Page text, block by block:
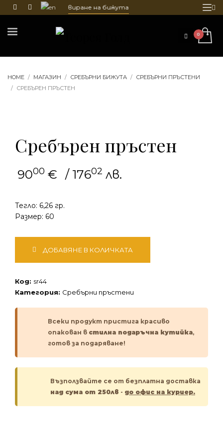
и гравиране на бижута
HOME МАГАЗИН СРЕБЪРНИ БИЖУТА
СРЕБЪРНИ ПРЪСТЕНИ
СРЕБЪРЕН ПРЪСТЕН
Сребърен пръстен
9000 € / 17602 лв.
Тегло: 6,26 гр.
Размер: 60
Сребърен
ДОБАВЯНЕ В КОЛИЧКАТА
Код: sr44
Категория: Сребърни пръстени
Всеки продукт пристига красиво
опакован в стилна подаръчна кутийка,
готов за подаряване!
Възползвайте се от безплатна доставка
над сума от 250лв - до офис на куриер.